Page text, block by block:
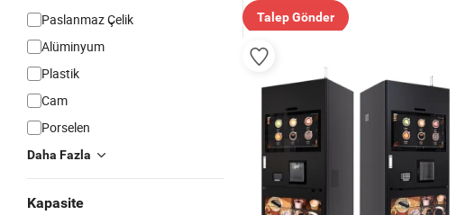
Paslanmaz Çelik
Alüminyum
Plastik
Cam
Porselen
Daha Fazla
Kapasite
Talep Gönder